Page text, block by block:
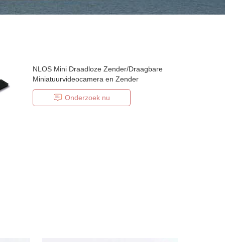
NLOS Mini Draadloze Zender/Draagbare
Miniatuurvideocamera en Zender
Onderzoek nu